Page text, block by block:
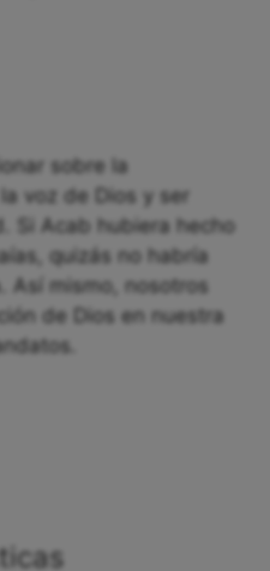
sobre la
voz de Dios y ser
Si Acab hubiera hecho
quizás no habría
Así mismo, nosotros
de Dios en nuestra